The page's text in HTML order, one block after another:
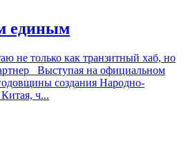
единым
не только как транзитный хаб, но
Выступая на официальном
создания Народно-
ч...